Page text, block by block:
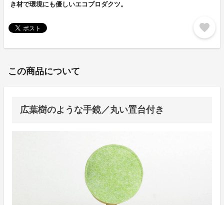
き材で環境にも優しいエコプロダクツ。
favorite
この商品について
広葉樹のような手鏡／丸い置台付き